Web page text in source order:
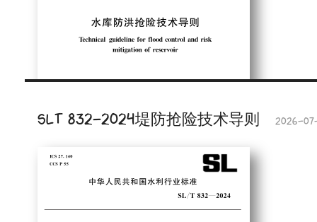
SLT 832-2024堤防抢险技术导则 2026-